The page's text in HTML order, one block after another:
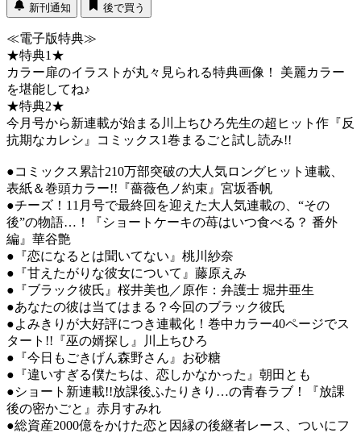
新刊通知 後で買う
≪電子版特典≫
★特典1★
カラー扉のイラストが丸々見られる特典画像！ 美麗カラー
を堪能してね♪
★特典2★
今月号から新連載が始まる川上ちひろ先生の超ヒット作『反
抗期なカレシ』コミックス1巻まるごと試し読み!!
●コミックス累計210万部突破の大人気ロングヒット連載、
表紙＆巻頭カラー!!『薔薇色ノ約束』宮坂香帆
●チーズ！11月号で最終回を迎えた大人気連載の、“その
後”の物語…！『ショートケーキの苺はいつ食べる？ 番外
編』華谷艶
●『恋になるとは聞いてない』桃川紗奈
●『甘えたがりな彼女について』藤原えみ
●『ブラック彼氏』桜井美也／原作：弁護士 堀井亜生
●あなたの彼は当てはまる？今回のブラック彼氏
●よみきりが大好評につき連載化！巻中カラー40ページでス
タート!!『巫の婿探し』川上ちひろ
●『今日もごきげん森野さん』お砂糖
●『違いすぎる僕たちは、恋しかなかった』朝田とも
●ショート新連載!!放課後ふたりきり…の青春ラブ！『放課
後の密かごと』赤月すみれ
●総資産2000億をかけた恋と因縁の後継者レース、ついにフ